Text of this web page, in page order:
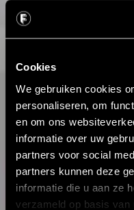
Cookies
We gebruiken cookies
personaliseren, om
en om ons
informatie over uw
partners voor social
partners kunnen deze
informatie die u aan ze
verzameld op basis van